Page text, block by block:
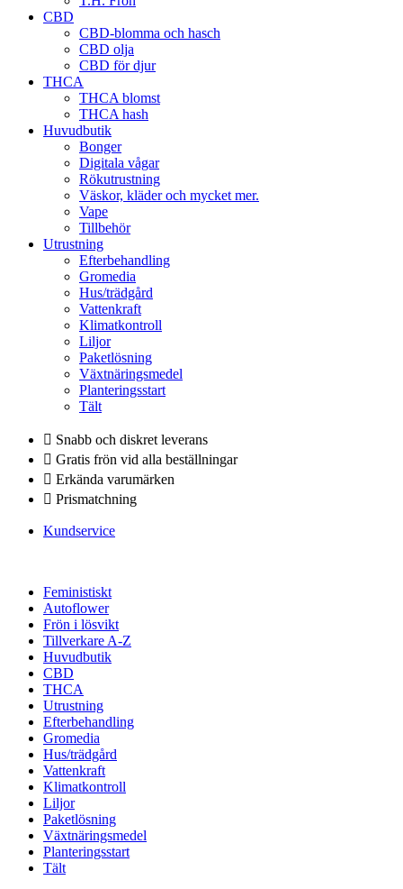
CBD
CBD-blomma och hasch
CBD olja
CBD för djur
THCA
THCA blomst
THCA hash
Huvudbutik
Bonger
Digitala vågar
Rökutrustning
Väskor, kläder och mycket mer.
Vape
Tillbehör
Utrustning
Efterbehandling
Gromedia
Hus/trädgård
Vattenkraft
Klimatkontroll
Liljor
Paketlösning
Växtnäringsmedel
Planteringsstart
Tält
Snabb och diskret leverans
Gratis frön vid alla beställningar
Erkända varumärken
Prismatchning
Kundservice
Feministiskt
Autoflower
Frön i lösvikt
Tillverkare A-Z
Huvudbutik
CBD
THCA
Utrustning
Efterbehandling
Gromedia
Hus/trädgård
Vattenkraft
Klimatkontroll
Liljor
Paketlösning
Växtnäringsmedel
Planteringsstart
Tält